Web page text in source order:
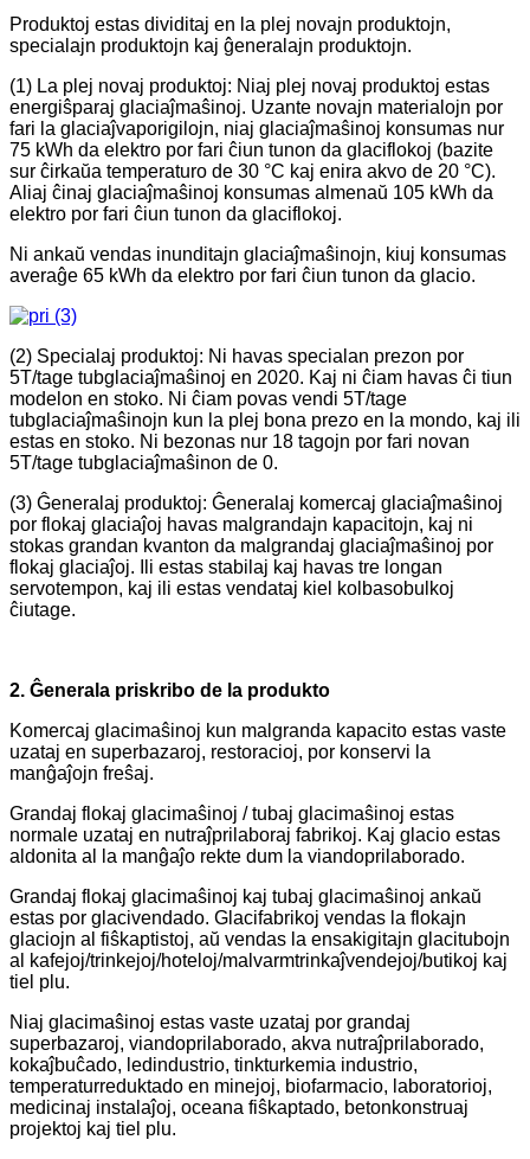
Produktoj estas dividitaj en la plej novajn produktojn,
specialajn produktojn kaj ĝeneralajn produktojn.
(1) La plej novaj produktoj: Niaj plej novaj produktoj estas
energiŝparaj glaciaĵmaŝinoj. Uzante novajn materialojn por
fari la glaciaĵvaporigilojn, niaj glaciaĵmaŝinoj konsumas nur
75 kWh da elektro por fari ĉiun tunon da glaciflokoj (bazite
sur ĉirkaŭa temperaturo de 30 °C kaj enira akvo de 20 °C).
Aliaj ĉinaj glaciaĵmaŝinoj konsumas almenaŭ 105 kWh da
elektro por fari ĉiun tunon da glaciflokoj.
Ni ankaŭ vendas inunditajn glaciaĵmaŝinojn, kiuj konsumas
averaĝe 65 kWh da elektro por fari ĉiun tunon da glacio.
(2) Specialaj produktoj: Ni havas specialan prezon por
5T/tage tubglaciaĵmaŝinoj en 2020. Kaj ni ĉiam havas ĉi tiun
modelon en stoko. Ni ĉiam povas vendi 5T/tage
tubglaciaĵmaŝinojn kun la plej bona prezo en la mondo, kaj ili
estas en stoko. Ni bezonas nur 18 tagojn por fari novan
5T/tage tubglaciaĵmaŝinon de 0.
(3) Ĝeneralaj produktoj: Ĝeneralaj komercaj glaciaĵmaŝinoj
por flokaj glaciaĵoj havas malgrandajn kapacitojn, kaj ni
stokas grandan kvanton da malgrandaj glaciaĵmaŝinoj por
flokaj glaciaĵoj. Ili estas stabilaj kaj havas tre longan
servotempon, kaj ili estas vendataj kiel kolbasobulkoj
ĉiutage.
2. Ĝenerala priskribo de la produkto
Komercaj glacimaŝinoj kun malgranda kapacito estas vaste
uzataj en superbazaroj, restoracioj, por konservi la
manĝaĵojn freŝaj.
Grandaj flokaj glacimaŝinoj / tubaj glacimaŝinoj estas
normale uzataj en nutraĵprilaboraj fabrikoj. Kaj glacio estas
aldonita al la manĝaĵo rekte dum la viandoprilaborado.
Grandaj flokaj glacimaŝinoj kaj tubaj glacimaŝinoj ankaŭ
estas por glacivendado. Glacifabrikoj vendas la flokajn
glaciojn al fiŝkaptistoj, aŭ vendas la ensakigitajn glacitubojn
al kafejoj/trinkejoj/hoteloj/malvarmtrinkaĵvendejoj/butikoj kaj
tiel plu.
Niaj glacimaŝinoj estas vaste uzataj por grandaj
superbazaroj, viandoprilaborado, akva nutraĵprilaborado,
kokaĵbuĉado, ledindustrio, tinkturkemia industrio,
temperaturreduktado en minejoj, biofarmacio, laboratorioj,
medicinaj instalaĵoj, oceana fiŝkaptado, betonkonstruaj
projektoj kaj tiel plu.